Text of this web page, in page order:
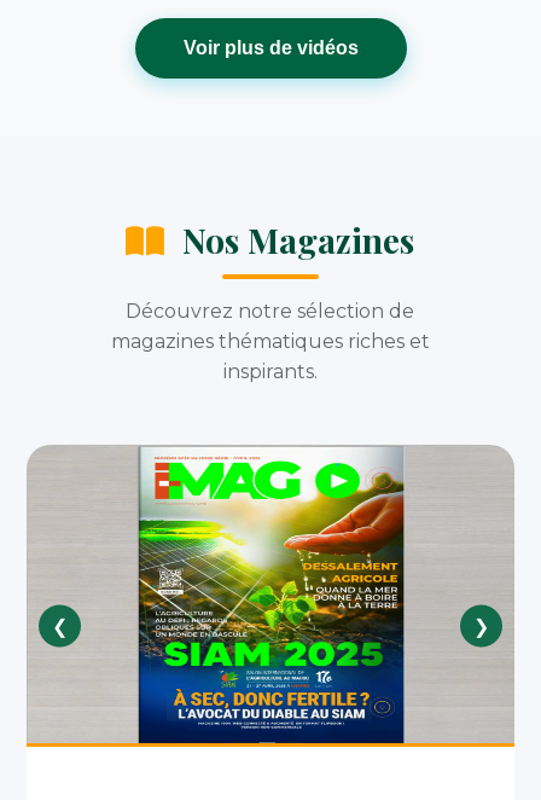
Voir plus de vidéos
Nos Magazines
Découvrez notre sélection de
magazines thématiques riches et
inspirants.
❮ ❯